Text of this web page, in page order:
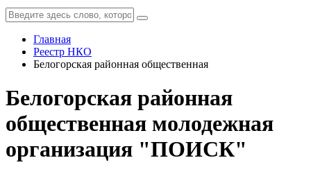
Главная
Реестр НКО
Белогорская районная общественная
Белогорская районная
общественная молодежная
организация "ПОИСК"